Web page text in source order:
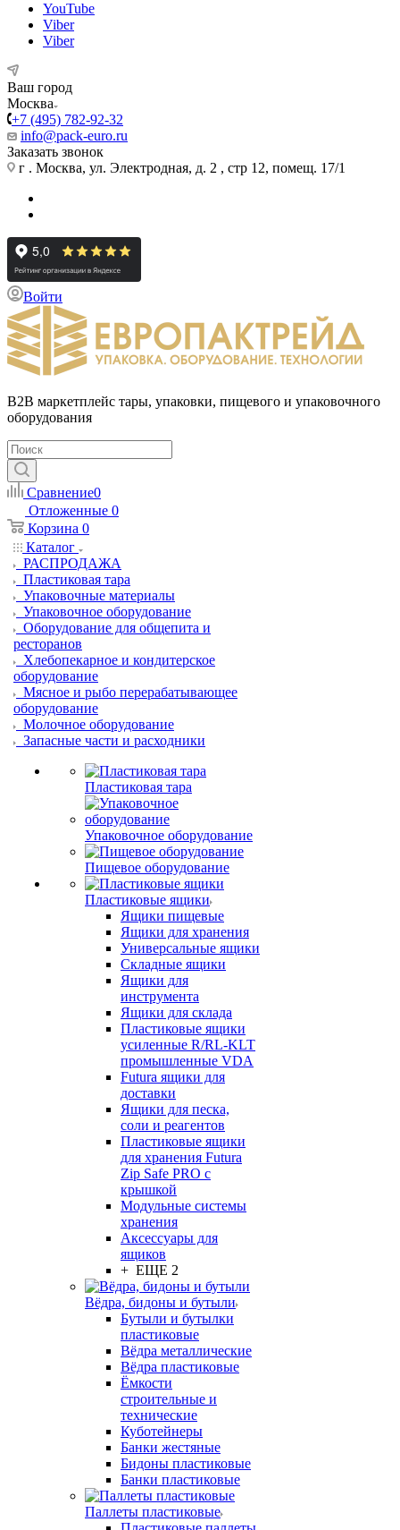
YouTube
Viber
Viber
Ваш город
Москва
+7 (495) 782-92-32
info@pack-euro.ru
Заказать звонок
г . Москва, ул. Электродная, д. 2 , стр 12, помещ. 17/1
Войти
B2B маркетплейс тары, упаковки, пищевого и упаковочного
оборудования
Сравнение0
Отложенные 0
Корзина 0
Каталог
РАСПРОДАЖА
Пластиковая тара
Упаковочные материалы
Упаковочное оборудование
Оборудование для общепита и
ресторанов
Хлебопекарное и кондитерское
оборудование
Мясное и рыбо перерабатывающее
оборудование
Молочное оборудование
Запасные части и расходники
Пластиковая тара
Упаковочное оборудование
Пищевое оборудование
Пластиковые ящики
Ящики пищевые
Ящики для хранения
Универсальные ящики
Складные ящики
Ящики для
инструмента
Ящики для склада
Пластиковые ящики
усиленные R/RL-KLT
промышленные VDA
Futura ящики для
доставки
Ящики для песка,
соли и реагентов
Пластиковые ящики
для хранения Futura
Zip Safe PRO с
крышкой
Модульные системы
хранения
Аксессуары для
ящиков
+ ЕЩЕ 2
Вёдра, бидоны и бутыли
Бутыли и бутылки
пластиковые
Вёдра металлические
Вёдра пластиковые
Ёмкости
строительные и
технические
Куботейнеры
Банки жестяные
Бидоны пластиковые
Банки пластиковые
Паллеты пластиковые